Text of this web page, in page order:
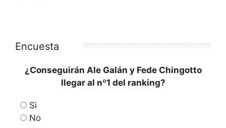
Encuesta
¿Conseguirán Ale Galán y Fede Chingotto
llegar al nº1 del ranking?
Si
No